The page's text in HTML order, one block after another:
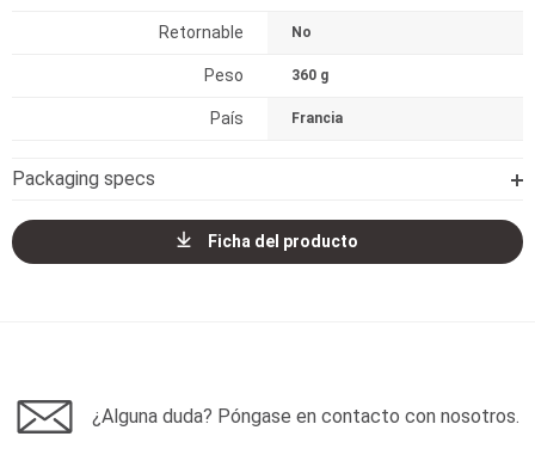
Retornable No
Peso 360 g
País Francia
Packaging specs
Ficha del producto
¿Alguna duda? Póngase en contacto con nosotros.